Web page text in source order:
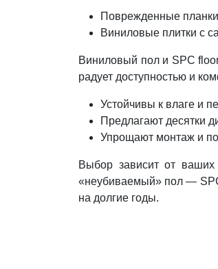
Поврежденные
Виниловые плитки с
Виниловый пол и SPC
радует доступностью и
Устойчивы к влаге и
Предлагают десятки
Упрощают монтаж и
Выбор зависит от ваших
«неубиваемый» пол —
на долгие годы.